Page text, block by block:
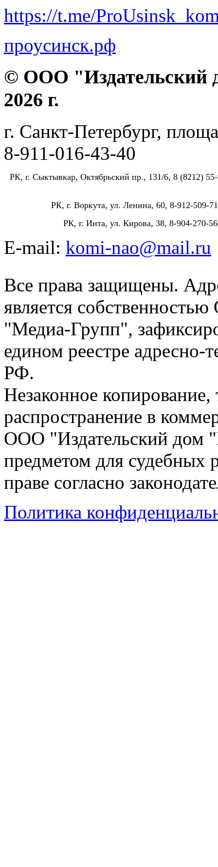
https://t.me/
проусинск.рф
© ООО "Издательский
2026 г.
г. Санкт-Петербург,
8-911-016-43-40
РК, г. Сыктывкар, Октябрьский пр., 131/6, 8 (8212)
РК, г. Воркута, ул. Ленина, 60, 8-912-509-
РК, г. Инта, ул. Кирова, 38, 8-904-270-
E-mail: komi-nao@mail.ru
Все права защищены.
является
"Медиа-Групп",
едином реестре адресно-
РФ.
Незаконное
распространение в
ООО "Издательский дом
предметом для судебных
праве согласно
Политика